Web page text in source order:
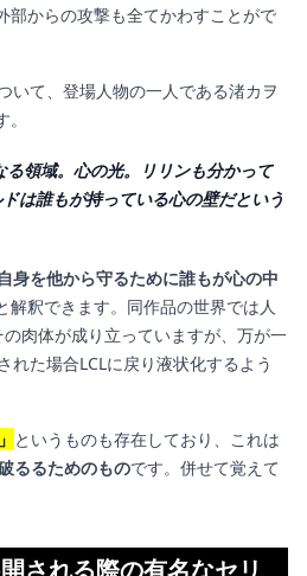
部からの攻撃も全てかわすことがで
いて、登場人物の一人である渚カヲ
領域。心の光。リリンも分かって
は誰もが持っている心の壁だという
自身を他から守るために誰もが心の中
解釈できます。同作品の世界では人
肉体が成り立っていますが、万が一
れた場合LCLに戻り液状化するよう
というものも存在しており、これは
るるためのものです。併せて覚えて
される際の有名なセリ